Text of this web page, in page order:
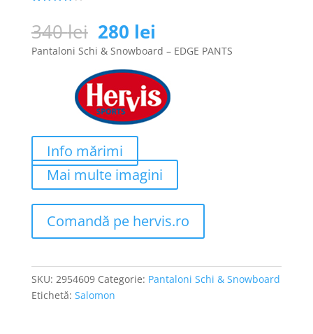
pe baza a
de
evaluări
340lei Prețul
inițial
a
fost:
340 lei.
280 lei
curent
este:
280 lei.
Pantaloni Schi & Snowboard – EDGE PANTS
Info mărimi
Mai multe imagini
Comandă pe hervis.ro
SKU: 2954609 Categorie: Pantaloni Schi & Snowboard
Etichetă: Salomon